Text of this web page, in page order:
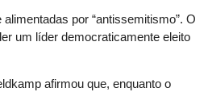
por “antissemitismo”. O
um líder democraticamente eleito
afirmou que, enquanto o